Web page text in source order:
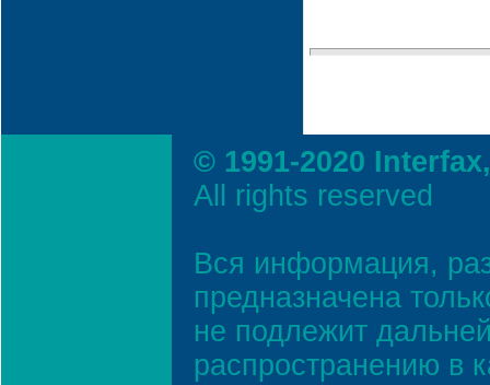
© 1991-2020
All rights reserved
Вся информация,
предназначена
не подлежит
распространению в